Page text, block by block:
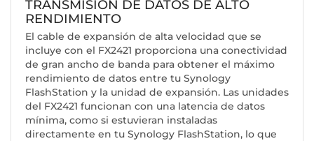
TRANSMISIÓN DE DATOS DE ALTO
RENDIMIENTO
El cable de expansión de alta velocidad que se
incluye con el FX2421 proporciona una conectividad
de gran ancho de banda para obtener el máximo
rendimiento de datos entre tu Synology
FlashStation y la unidad de expansión. Las unidades
del FX2421 funcionan con una latencia de datos
mínima, como si estuvieran instaladas
directamente en tu Synology FlashStation, lo que